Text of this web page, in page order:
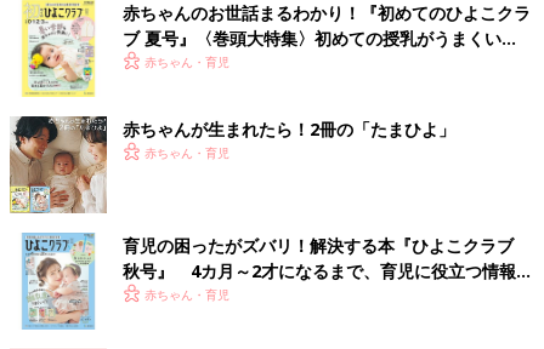
赤ちゃんのお世話まるわかり！『初めてのひよこクラ
ブ 夏号』〈巻頭大特集〉初めての授乳がうまくい
く！ おっぱい・ミルクの基本と夏のトラブル 解決テ
赤ちゃん・育児
赤ちゃんが生まれたら！2冊の「たまひよ」
赤ちゃん・育児
育児の困ったがズバリ！解決する本『ひよこクラブ
秋号』 4カ月～2才になるまで、育児に役立つ情報が
いっぱい！
赤ちゃん・育児